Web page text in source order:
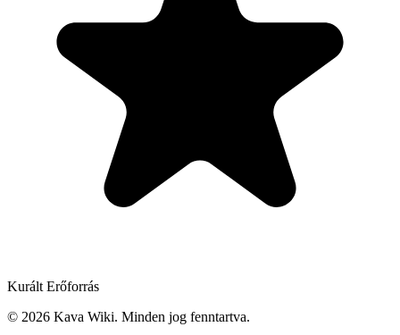
Kurált Erőforrás
© 2026 Kava Wiki. Minden jog fenntartva.